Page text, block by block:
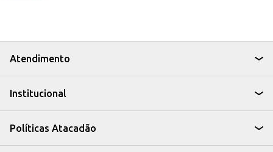
Pode ser consumido em casa, no trabalho ou em viagens.
Ideal para quem busca uma bebida natural e sem adição de açúcar.
O Chá Leão Erva Doce é uma escolha simples e saborosa para quem busca
Atendimento
Institucional
Políticas Atacadão